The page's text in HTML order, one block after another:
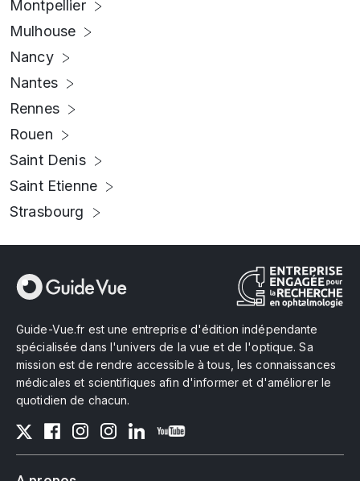
Montpellier
Mulhouse
Nancy
Nantes
Rennes
Rouen
Saint Denis
Saint Etienne
Strasbourg
Guide-Vue.fr est une entreprise d'édition indépendante
spécialisée dans l'univers de la vue et de l'optique. Sa
mission est de rendre accessible à tous, les connaissances
médicales et scientifiques afin d'informer et d'améliorer le
quotidien de chacun.